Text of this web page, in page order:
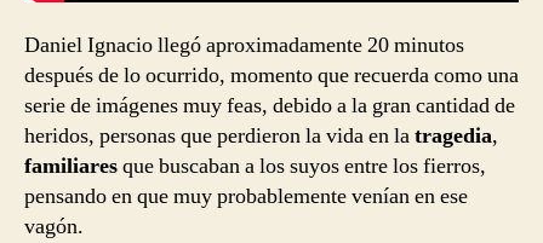
Daniel Ignacio llegó aproximadamente 20 minutos
después de lo ocurrido, momento que recuerda como una
serie de imágenes muy feas, debido a la gran cantidad de
heridos, personas que perdieron la vida en latragedia,
familiaresque buscaban a los suyos entre los fierros,
pensando en que muy probablemente venían en ese
vagón.